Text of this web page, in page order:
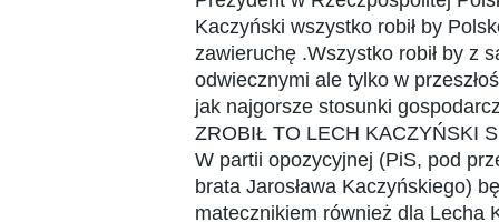
Kaczyński wszystko robił by
zawieruchę .Wszystko robił by z
odwiecznymi ale tylko w
jak najgorsze stosunki
ZROBIŁ TO LECH KACZYŃSKI
W partii opozycyjnej (PiS, pod
brata Jarosława Kaczyńskiego)
matecznikiem również dla Lecha